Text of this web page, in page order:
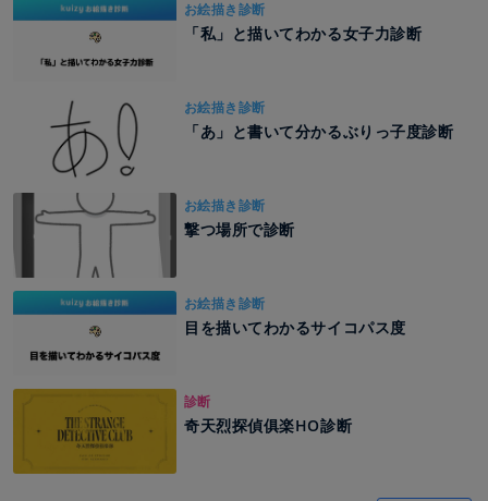
お絵描き診断
「私」と描いてわかる女子力診断
お絵描き診断
「あ」と書いて分かるぶりっ子度診断
お絵描き診断
撃つ場所で診断
お絵描き診断
目を描いてわかるサイコパス度
診断
奇天烈探偵俱楽HO診断